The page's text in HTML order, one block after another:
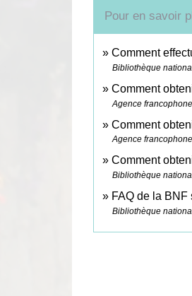
Pour en savoir
Comment
Bibliothèque
Comment
Agence
Comment
Agence
Comment
Bibliothèque
FAQ de la
Bibliothèque